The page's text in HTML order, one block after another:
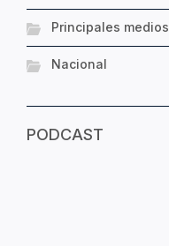
Principales medios
Nacional
PODCAST